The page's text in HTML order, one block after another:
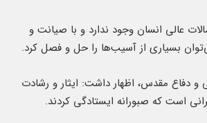
عالی انسان وجود ندارد و با صیانت و
بسیاری از آسیب‌ها را حل و فصل کرد.
و دفاع مقدس، اظهار داشت: ایثار و رشادت
است که صبورانه ایستادگی کردند.